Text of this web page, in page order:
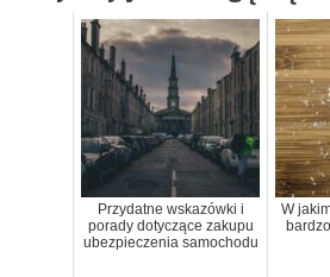
Przydatne wskazówki i
porady dotyczące zakupu
ubezpieczenia samochodu
W